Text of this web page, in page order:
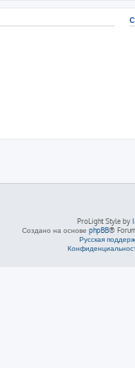
ProLight Style by
Создано на основе phpBB®
Русская